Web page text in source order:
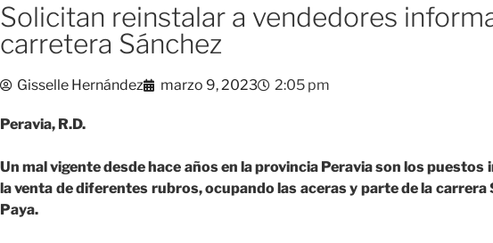
Solicitan reinstalar a vendedores
carretera Sánchez
Gisselle Hernández marzo 9, 2023 2:05 pm
Peravia, R.D.
Un mal vigente desde hace años en la provincia Peravia son los puestos
la venta de diferentes rubros, ocupando las aceras y parte de la
Paya.